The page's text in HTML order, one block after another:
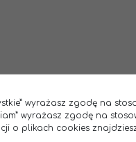
wyrażasz zgodę na
wyrażasz zgodę na
o plikach cookies